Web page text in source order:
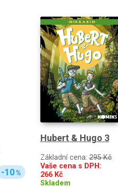
-10%
Hubert & Hugo 3
Základní cena:295 Kč
Vaše cena s DPH:
266Kč
Skladem